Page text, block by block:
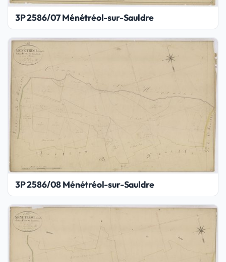
3P 2586/07 Ménétréol-sur-Sauldre
3P 2586/08 Ménétréol-sur-Sauldre